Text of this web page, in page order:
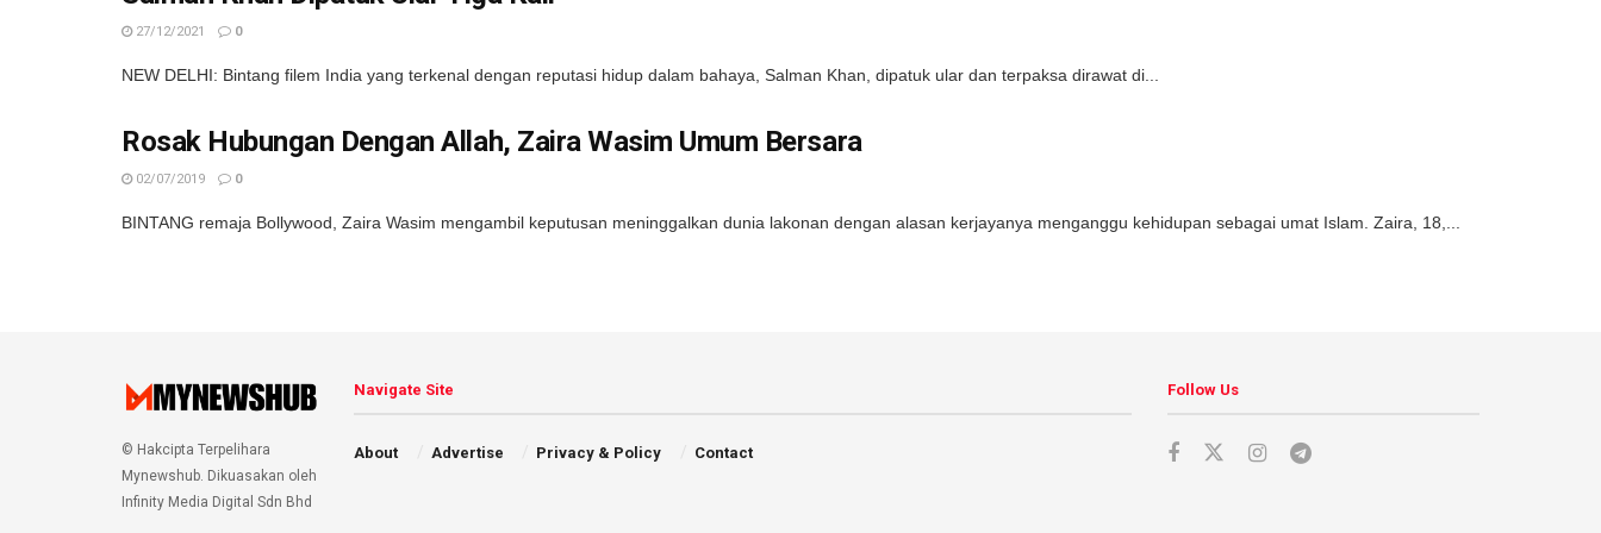
27/12/2021 0
NEW DELHI: Bintang filem India yang terkenal dengan reputasi hidup dalam bahaya, Salman Khan, dipatuk ular dan terpaksa dirawat di...
Rosak Hubungan Dengan Allah, Zaira Wasim Umum Bersara
02/07/2019 0
BINTANG remaja Bollywood, Zaira Wasim mengambil keputusan meninggalkan dunia lakonan dengan alasan kerjayanya menganggu kehidupan sebagai umat Islam. Zaira, 18,...
© Hakcipta Terpelihara
Mynewshub. Dikuasakan oleh
Infinity Media Digital Sdn Bhd
Navigate Site
About Advertise Privacy & Policy Contact
Follow Us